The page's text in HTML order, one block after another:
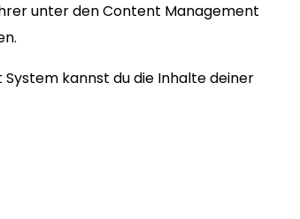
unter den Content Management
kannst du die Inhalte deiner